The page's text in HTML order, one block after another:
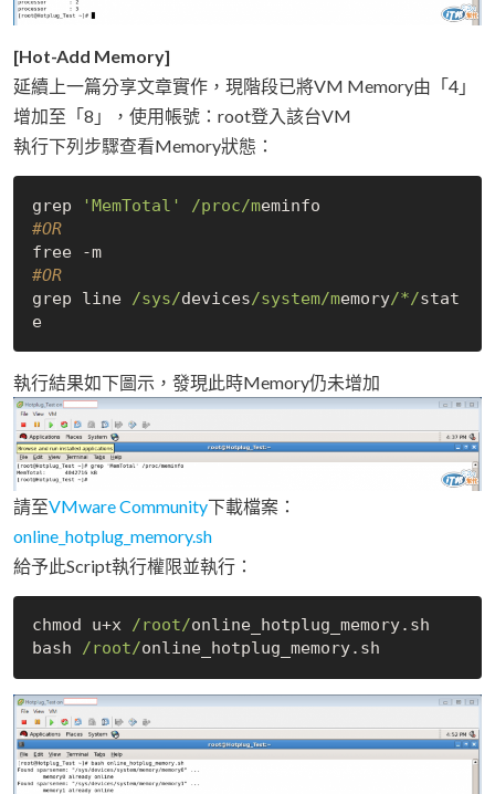
[Hot-Add Memory]
延續上一篇分享文章實作，現階段已將VM Memory由「4」
增加至「8」，使用帳號：root登入該台VM
執行下列步驟查看Memory狀態：
grep 'MemTotal' /proc/m
#OR
free -m
#OR
grep line /sys/devices/system/memory/*/stat
e
執行結果如下圖示，發現此時Memory仍未增加
請至VMware Community下載檔案：
online_hotplug_memory.sh
給予此Script執行權限並執行：
chmod u+x /root/online_hotplug_memory.sh
bash /root/